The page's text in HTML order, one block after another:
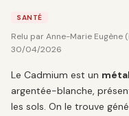
SANTÉ
Relu par Anne-Marie Eugène
30/04/2026
Le Cadmium est un
argentée-blanche,
les sols. On le trouve